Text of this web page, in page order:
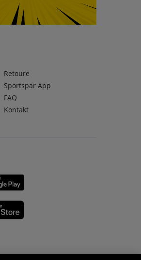
Retoure
Sportspar App
FAQ
Kontakt